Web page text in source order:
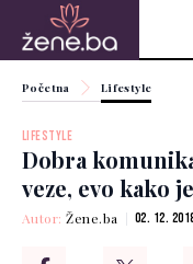
Početna Lifestyle
LIFESTYLE
Dobra
veze, evo kako
Autor:Žene.ba 02. 12.